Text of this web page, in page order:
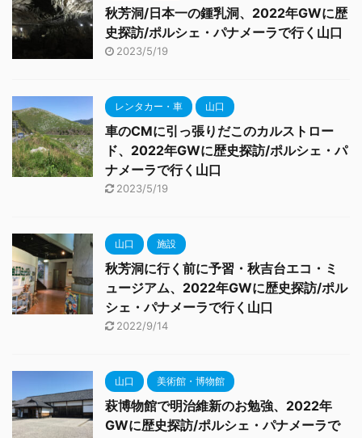
秋芳洞/日本一の鍾乳洞、2022年GWに歴
史探訪/ポルシェ・パナメーラで行く山口
2023/5/19
レンタカー・車 山口
車のCMに引っ張りだこのカルストロー
ド、2022年GWに歴史探訪/ポルシェ・パ
ナメーラで行く山口
2023/5/19
山口 施設
秋芳洞に行く前に予習・秋吉台エコ・ミ
ュージアム、2022年GWに歴史探訪/ポル
シェ・パナメーラで行く山口
2022/9/14
山口 美術館・博物館
萩博物館で明治維新のお勉強、2022年
GWに歴史探訪/ポルシェ・パナメーラで